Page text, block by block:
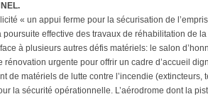
« un appui ferme pour la sécurisation de
poursuite effective des travaux de réhabilitation de
à plusieurs autres défis matériels: le salon
rénovation urgente pour offrir un cadre d’accueil
de matériels de lutte contre l’incendie
la sécurité opérationnelle. L’aérodrome dont la